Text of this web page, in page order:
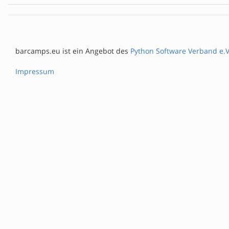
barcamps.eu ist ein Angebot des Python Software Verband
Impressum